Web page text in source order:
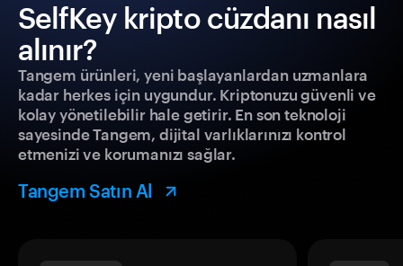
SelfKey kripto cüzdanı nasıl
alınır?
Tangem ürünleri, yeni başlayanlardan uzmanlara
kadar herkes için uygundur. Kriptonuzu güvenli ve
kolay yönetilebilir hale getirir. En son teknoloji
sayesinde Tangem, dijital varlıklarınızı kontrol
etmenizi ve korumanızı sağlar.
Tangem Satın Al